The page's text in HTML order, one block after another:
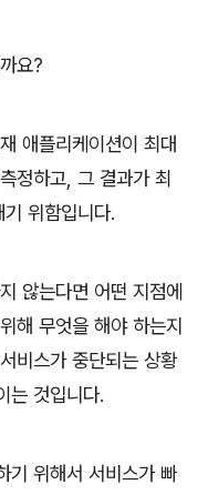
요?
애플리케이션이 최대
정하고, 그 결과가 최
위함입니다.
않는다면 어떤 지점에
해 무엇을 해야 하는지
비스가 중단되는 상황
는 것입니다.
기 위해서 서비스가 빠